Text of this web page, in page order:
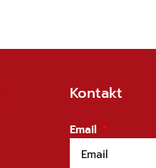
Kontakt
Email